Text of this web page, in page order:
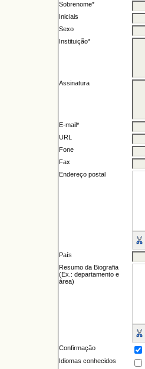
Sobrenome*
Iniciais
Sexo
Instituição*
Assinatura
E-mail*
URL
Fone
Fax
Endereço postal
País
Resumo da Biografia
(Ex.: departamento e
área)
Confirmação
Idiomas conhecidos